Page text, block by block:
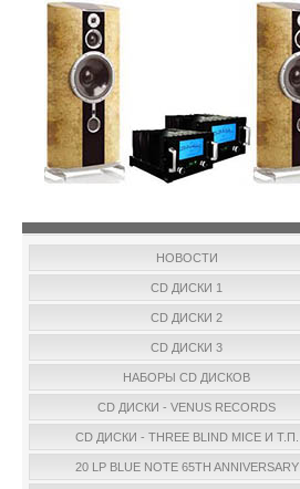
НОВОСТИ
CD ДИСКИ 1
CD ДИСКИ 2
CD ДИСКИ 3
НАБОРЫ CD ДИСКОВ
CD ДИСКИ - VENUS RECORDS
CD ДИСКИ - THREE BLIND MICE И Т.П.
20 LP BLUE NOTE 65TH ANNIVERSARY